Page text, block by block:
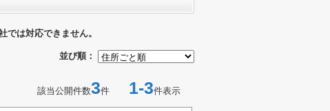
は対応できません。
並び順：
該当公開件数3件 1-3件表示